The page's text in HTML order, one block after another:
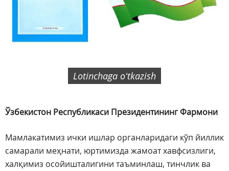
Lotinchaga oʻtkazish
Ўзбекистон Республикаси Президентининг Фармони
Мамлакатимиз ички ишлар органларидаги кўп йиллик
самарали меҳнати, юртимизда жамоат хавфсизлиги,
халқимиз осойишталигини таъминлаш, тинчлик ва